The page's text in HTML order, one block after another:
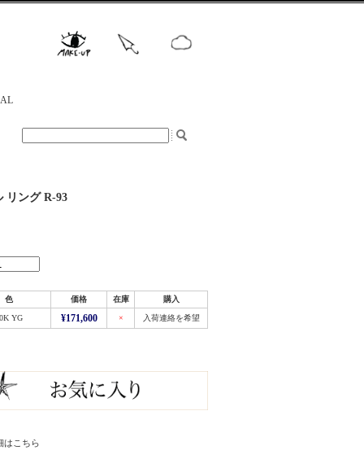
リング R-93
色 価格 在庫 購入
YG ¥171,600 × 入荷連絡を希望
はこちら